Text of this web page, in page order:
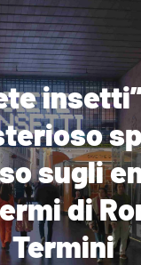
sugli
di
Termini